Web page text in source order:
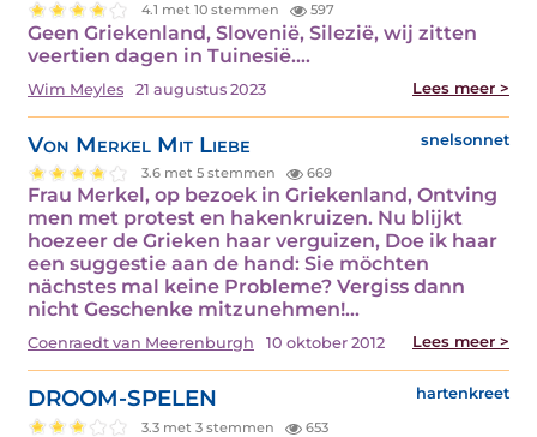
4.1 met 10 stemmen 597
Geen Griekenland, Slovenië, Silezië, wij zitten
veertien dagen in Tuinesië.…
Wim Meyles 21 augustus 2023 Lees meer >
Von Merkel Mit Liebe snelsonnet
3.6 met 5 stemmen 669
Frau Merkel, op bezoek in Griekenland, Ontving
men met protest en hakenkruizen. Nu blijkt
hoezeer de Grieken haar verguizen, Doe ik haar
een suggestie aan de hand: Sie möchten
nächstes mal keine Probleme? Vergiss dann
nicht Geschenke mitzunehmen!…
Coenraedt van Meerenburgh 10 oktober 2012 Lees meer >
DROOM-SPELEN hartenkreet
3.3 met 3 stemmen 653